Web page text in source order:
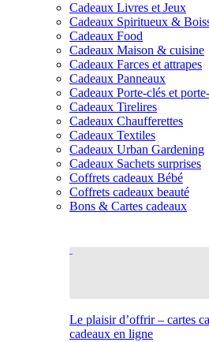
Cadeaux Livres et Jeux
Cadeaux Spiritueux &
Cadeaux Food
Cadeaux Maison & cuisine
Cadeaux Farces et attrapes
Cadeaux Panneaux
Cadeaux Porte-clés et
Cadeaux Tirelires
Cadeaux Chaufferettes
Cadeaux Textiles
Cadeaux Urban Gardening
Cadeaux Sachets surprises
Coffrets cadeaux Bébé
Coffrets cadeaux beauté
Bons & Cartes cadeaux
Le plaisir d’offrir – cartes
cadeaux en ligne